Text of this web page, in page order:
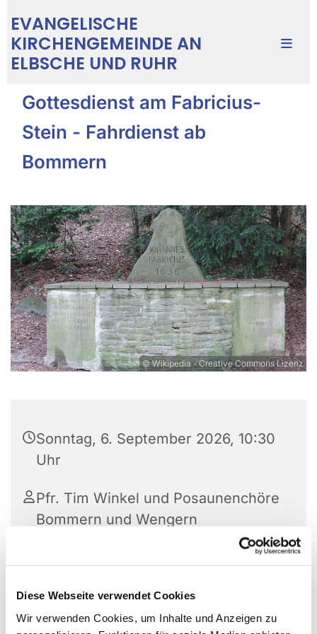
Diese Webseite verwendet Cookies
Wir verwenden Cookies, um Inhalte und Anzeigen zu
EVANGELISCHE
KIRCHENGEMEINDE AN
ELBSCHE UND RUHR
Gottesdienst am Fabricius-
Stein - Fahrdienst ab
Bommern
© Wikipedia - Creative Commons Lizenz
Sonntag, 6. September 2026, 10:30
Uhr
Pfr. Tim Winkel und Posaunenchöre
Bommern und Wengern
Am Sonntag, den 6. September 2026, feiern wir
den traditionellen "Outdoor-Gottesdienst am
Fabriciusstein in Bommern. Was dort vor langer